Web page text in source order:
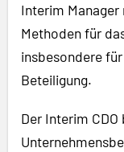
Interim
Methoden für
insbesondere
Beteiligung.
Der Interim